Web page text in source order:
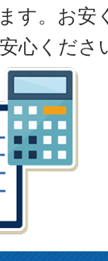
す。お安
心くださ